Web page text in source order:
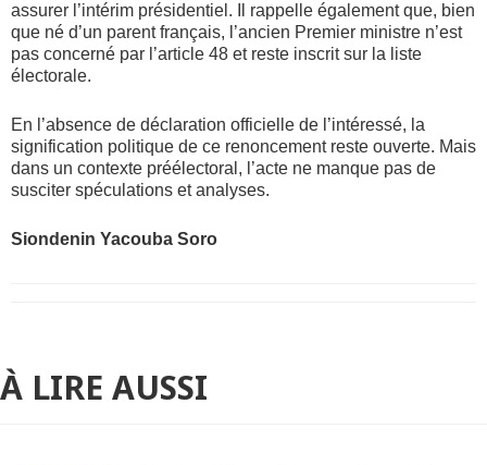
assurer l’intérim présidentiel. Il rappelle également que, bien
que né d’un parent français, l’ancien Premier ministre n’est
pas concerné par l’article 48 et reste inscrit sur la liste
électorale.
En l’absence de déclaration officielle de l’intéressé, la
signification politique de ce renoncement reste ouverte. Mais
dans un contexte préélectoral, l’acte ne manque pas de
susciter spéculations et analyses.
Siondenin Yacouba Soro
À LIRE AUSSI